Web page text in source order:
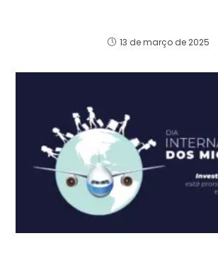
13 de março de 2025